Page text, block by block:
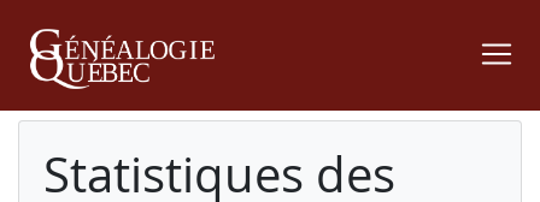
Statistiques des